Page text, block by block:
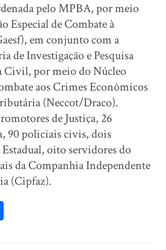
pelo MPBA, por meio
Especial de Combate à
em conjunto com a
de Investigação e Pesquisa
Civil, por meio do Núcleo
aos Crimes Econômicos
(Neccot/Draco).
de Justiça, 26
90 policiais civis, dois
oito servidores do
da Companhia Independente
(Cipfaz).